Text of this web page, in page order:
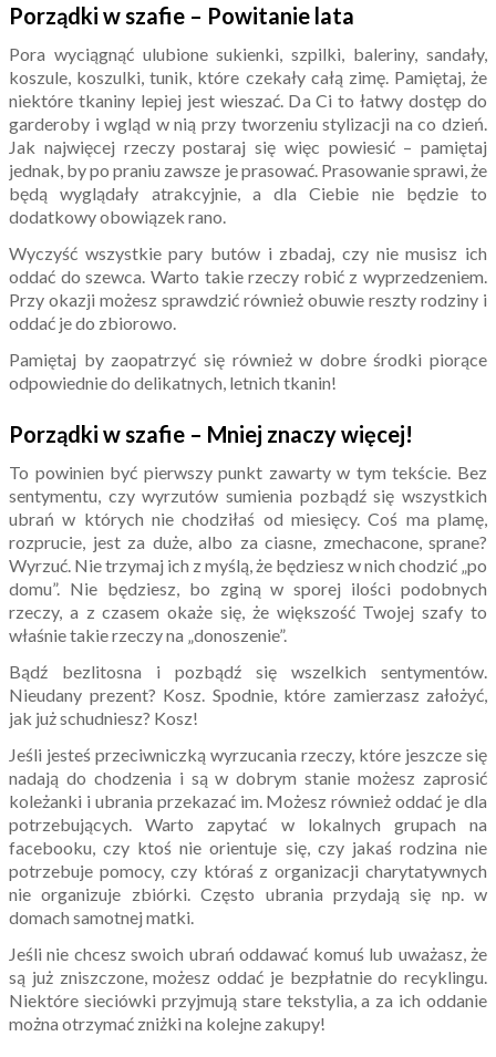
Porządki w szafie – Powitanie lata
Pora wyciągnąć ulubione sukienki, szpilki, baleriny, sandały,
koszule, koszulki, tunik, które czekały całą zimę. Pamiętaj, że
niektóre tkaniny lepiej jest wieszać. Da Ci to łatwy dostęp do
garderoby i wgląd w nią przy tworzeniu stylizacji na co dzień.
Jak najwięcej rzeczy postaraj się więc powiesić – pamiętaj
jednak, by po praniu zawsze je prasować. Prasowanie sprawi, że
będą wyglądały atrakcyjnie, a dla Ciebie nie będzie to
dodatkowy obowiązek rano.
Wyczyść wszystkie pary butów i zbadaj, czy nie musisz ich
oddać do szewca. Warto takie rzeczy robić z wyprzedzeniem.
Przy okazji możesz sprawdzić również obuwie reszty rodziny i
oddać je do zbiorowo.
Pamiętaj by zaopatrzyć się również w dobre środki piorące
odpowiednie do delikatnych, letnich tkanin!
Porządki w szafie – Mniej znaczy więcej!
To powinien być pierwszy punkt zawarty w tym tekście. Bez
sentymentu, czy wyrzutów sumienia pozbądź się wszystkich
ubrań w których nie chodziłaś od miesięcy. Coś ma plamę,
rozprucie, jest za duże, albo za ciasne, zmechacone, sprane?
Wyrzuć. Nie trzymaj ich z myślą, że będziesz w nich chodzić „po
domu”. Nie będziesz, bo zginą w sporej ilości podobnych
rzeczy, a z czasem okaże się, że większość Twojej szafy to
właśnie takie rzeczy na „donoszenie”.
Bądź bezlitosna i pozbądź się wszelkich sentymentów.
Nieudany prezent? Kosz. Spodnie, które zamierzasz założyć,
jak już schudniesz? Kosz!
Jeśli jesteś przeciwniczką wyrzucania rzeczy, które jeszcze się
nadają do chodzenia i są w dobrym stanie możesz zaprosić
koleżanki i ubrania przekazać im. Możesz również oddać je dla
potrzebujących. Warto zapytać w lokalnych grupach na
facebooku, czy ktoś nie orientuje się, czy jakaś rodzina nie
potrzebuje pomocy, czy któraś z organizacji charytatywnych
nie organizuje zbiórki. Często ubrania przydają się np. w
domach samotnej matki.
Jeśli nie chcesz swoich ubrań oddawać komuś lub uważasz, że
są już zniszczone, możesz oddać je bezpłatnie do recyklingu.
Niektóre sieciówki przyjmują stare tekstylia, a za ich oddanie
można otrzymać zniżki na kolejne zakupy!